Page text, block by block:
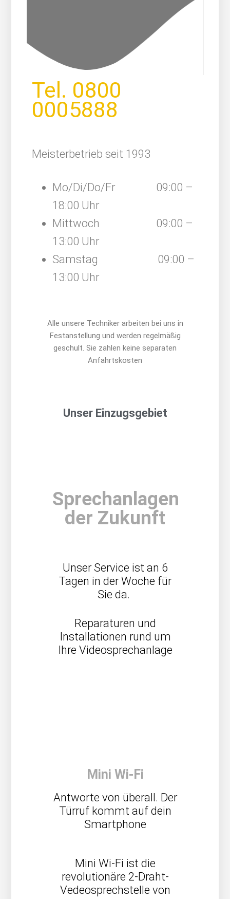
Tel. 0800
0005888
Meisterbetrieb seit 1993
Mo/Di/Do/Fr 09:00 –
18:00 Uhr
Mittwoch 09:00 –
13:00 Uhr
Samstag 09:00 –
13:00 Uhr
Alle unsere Techniker arbeiten bei uns in
Festanstellung und werden regelmäßig
geschult. Sie zahlen keine separaten
Anfahrtskosten
Unser Einzugsgebiet
Sprechanlagen
der Zukunft
Unser Service ist an 6
Tagen in der Woche für
Sie da.
Reparaturen und
Installationen rund um
Ihre Videosprechanlage
Mini Wi-Fi
Antworte von überall. Der
Türruf kommt auf dein
Smartphone
Mini Wi-Fi ist die
revolutionäre 2-Draht-
Vedeosprechstelle von